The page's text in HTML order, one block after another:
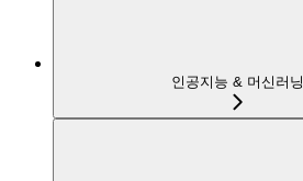
인공지능 & 머신러닝